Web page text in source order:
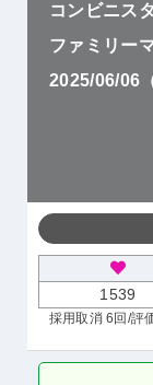
コンビニス
ファミリー
2025/06/06
1539
採用取消 6回 /評